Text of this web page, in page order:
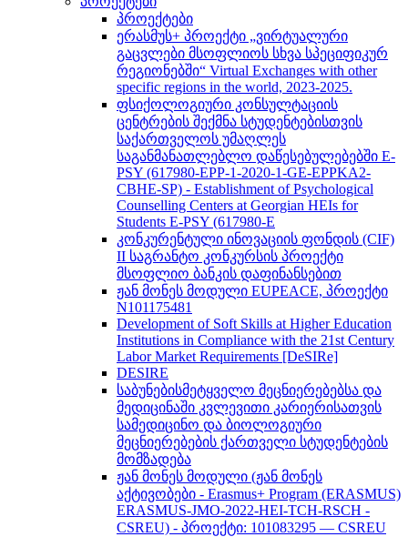
პროექტები
ერასმუს+ პროექტი „ვირტუალური
გაცვლები მსოფლიოს სხვა სპეციფიკურ
რეგიონებში“ Virtual Exchanges with other
specific regions in the world, 2023-2025.
ფსიქოლოგიური კონსულტაციის
ცენტრების შექმნა სტუდენტებისთვის
საქართველოს უმაღლეს
საგანმანათლებლო დაწესებულებებში E-
PSY (617980-EPP-1-2020-1-GE-EPPKA2-
CBHE-SP) - Establishment of Psychological
Counselling Centers at Georgian HEIs for
Students E-PSY (617980-E
კონკურენტული ინოვაციის ფონდის (CIF)
II საგრანტო კონკურსის პროექტი
მსოფლიო ბანკის დაფინანსებით
ჟან მონეს მოდული EUPEACE, პროექტი
N101175481
Development of Soft Skills at Higher Education
Institutions in Compliance with the 21st Century
Labor Market Requirements [DeSIRe]
DESIRE
საბუნებისმეტყველო მეცნიერებებსა და
მედიცინაში კვლევითი კარიერისათვის
სამედიცინო და ბიოლოგიური
მეცნიერებების ქართველი სტუდენტების
მომზადება
ჟან მონეს მოდული (ჟან მონეს
აქტივობები - Erasmus+ Program (ERASMUS)
ERASMUS-JMO-2022-HEI-TCH-RSCH -
CSREU) - პროექტი: 101083295 — CSREU